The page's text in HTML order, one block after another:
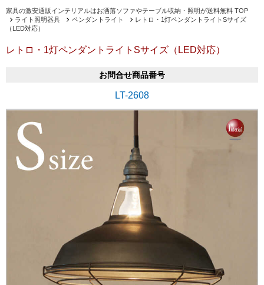
家具の激安通販インテリアルはお洒落ソファやテーブル収納・照明が送料無料 TOP
ライト照明器具
ペンダントライト
レトロ・1灯ペンダントライトSサイズ
（LED対応）
レトロ・1灯ペンダントライトSサイズ（LED対応）
お問合せ商品番号
LT-2608